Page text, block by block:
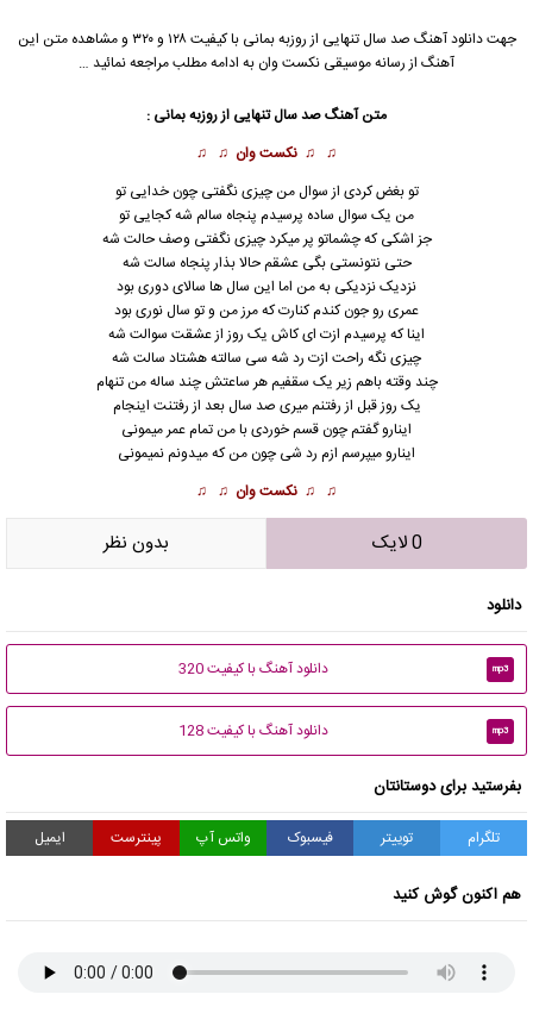
جهت دانلود آهنگ صد سال تنهایی از روزبه بمانی
با کیفیت ۱۲۸ و ۳۲۰ و مشاهده متن این
آهنگ از رسانه موسیقی نکست وان به ادامه مطلب مراجعه نمائید …
متن آهنگ صد سال تنهایی ازروزبه بمانی :
♫ ♫ نکست وان ♫ ♫
تو بغض کردی از سوال من چیزی نگفتی چون خدایی تو
من یک سوال ساده پرسیدم پنجاه سالم شه کجایی تو
جز اشکی که چشماتو پر میکرد چیزی نگفتی وصف حالت شه
حتی نتونستی بگی عشقم حالا بذار پنجاه سالت شه
نزدیک نزدیکی به من اما این سال ها سالای دوری بود
عمری رو جون کندم کنارت که مرز من و تو سال نوری بود
اینا که پرسیدم ازت ای کاش یک روز از عشقت سوالت شه
چیزی نگه راحت ازت رد شه سی سالته هشتاد سالت شه
چند وقته باهم زیر یک سقفیم هر ساعتش چند ساله من تنهام
یک روز قبل از رفتنم میری صد سال بعد از رفتنت اینجام
اینارو گفتم چون قسم خوردی با من تمام عمر میمونی
اینارو میپرسم ازم رد شی چون من که میدونم نمیمونی
♫ ♫ نکست وان ♫ ♫
0 لایک بدون نظر
دانلود
mp3 دانلود آهنگ با کیفیت 320
mp3 دانلود آهنگ با کیفیت 128
بفرستید برای دوستانتان
تلگرام توییتر فیسبوک واتس آپ پینترست ایمیل
هم اکنون گوش کنید